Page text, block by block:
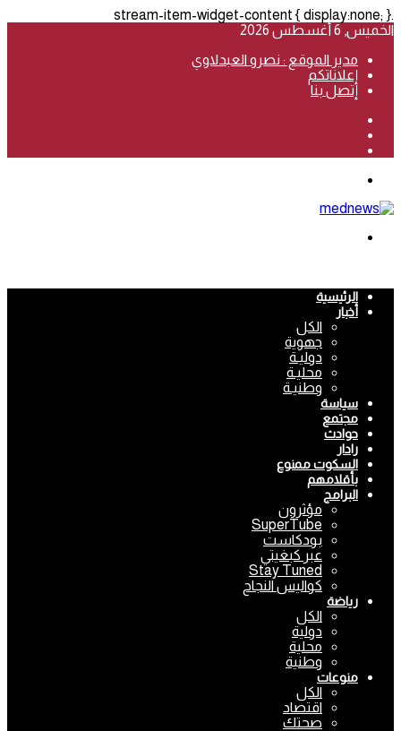
.stream-item-widget-content { display:none; }
الخميس, 6 أغسطس 2026
مدير الموقع : نصرو العبدلاوي
إعلاناتكم
إتصل بنا
الرئيسية
أخبار
الكل
جهوية
دوليـة
محليـة
وطنيـة
سياسة
مجتمع
حوادث
رادار
السكوت ممنوع
بأقلامهم
البرامج
مؤثرون
SuperTube
بودكاست
عبر كبغيتي
Stay Tuned
كواليس النجاح
رياضة
الكل
دولية
محلية
وطنية
منوعات
الكل
اقتصاد
صحتك